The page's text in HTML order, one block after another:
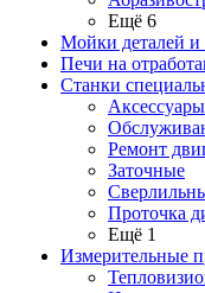
Ещё 6
Мойки деталей и
Печи на
Станки
Ремонт
Заточные
Проточка
Ещё 1
Измерительные